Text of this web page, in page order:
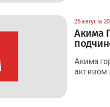
26 августа
Акима
Акима
активом